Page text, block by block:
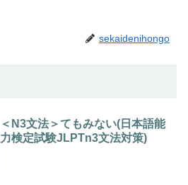
sekaidenihongo
＜N3文法＞てもみない(日本語能
力検定試験JLPTn3文法対策)